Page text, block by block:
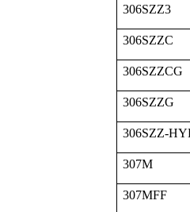
306SZZ3
306SZZC
306SZZCG
306SZZG
306SZZ-
307M
307MFF